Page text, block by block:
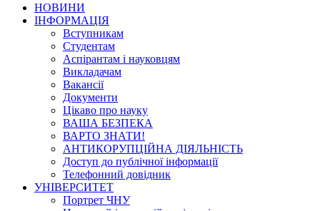
НОВИНИ
ІНФОРМАЦІЯ
Вступникам
Студентам
Аспірантам і науковцям
Викладачам
Вакансії
Документи
Цікаво про науку
ВАША БЕЗПЕКА
ВАРТО ЗНАТИ!
АНТИКОРУПЦІЙНА ДІЯЛЬНІСТЬ
Доступ до публічної інформації
Телефонний довідник
УНІВЕРСИТЕТ
Портрет ЧНУ